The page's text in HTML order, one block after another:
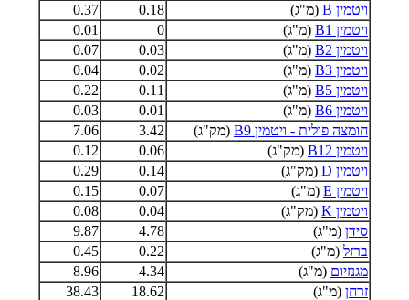
ויטמין B
(מ"ג) 0.18
0.37
ויטמין B1
(מ"ג) 0
0.01
ויטמין B2
(מ"ג) 0.03
0.07
ויטמין B3
(מ"ג) 0.02
0.04
ויטמין B5
(מ"ג) 0.11
0.22
ויטמין B6
(מ"ג) 0.01
0.03
חומצה פולית - ויטמין B9
(מק"ג) 3.42
7.06
ויטמין B12
(מק"ג) 0.06
0.12
ויטמין D
(מק"ג) 0.14
0.29
ויטמין E
(מ"ג) 0.07
0.15
ויטמין K
(מק"ג) 0.04
0.08
סידן (מ"ג) 4.78
9.87
ברזל (מ"ג) 0.22
0.45
מגנזיום (מ"ג) 4.34
8.96
זרחן (מ"ג) 18.62
38.43